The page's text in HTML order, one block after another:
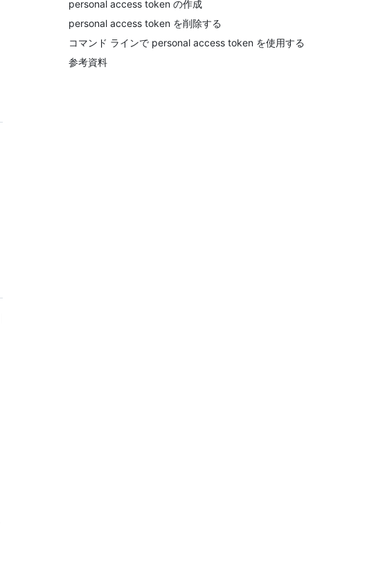
personal access token の作成
personal access token を削除する
コマンド ラインで personal access token を使用する
参考資料